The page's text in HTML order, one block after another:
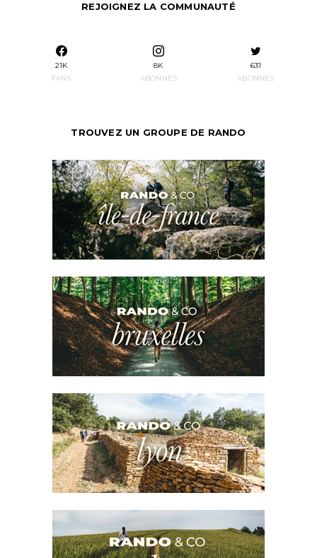
REJOIGNEZ LA COMMUNAUTÉ
21K
FANS
8K
ABONNÉS
631
ABONNÉS
TROUVEZ UN GROUPE DE RANDO